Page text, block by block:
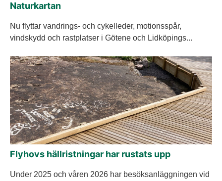
Naturkartan
Nu flyttar vandrings- och cykelleder, motionsspår,
vindskydd och rastplatser i Götene och Lidköpings...
Flyhovs hällristningar har rustats upp
Under 2025 och våren 2026 har besöksanläggningen vid